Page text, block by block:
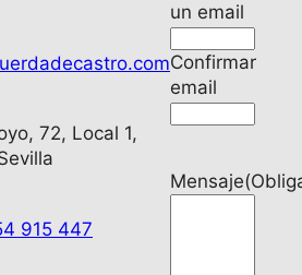
72, Local 1,
915 447
un email
Confirmar
email
Mensaje